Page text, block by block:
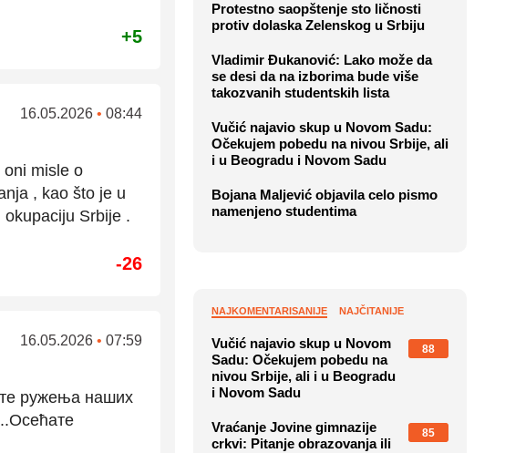
+5
16.05.2026 • 08:44
oni misle o
, kao što je u
Srbije .
-26
16.05.2026 • 07:59
ружења наших
Protestno saopštenje sto ličnosti
protiv dolaska Zelenskog u Srbiju
Vladimir Đukanović: Lako može da
se desi da na izborima bude više
takozvanih studentskih lista
Vučić najavio skup u Novom Sadu:
Očekujem pobedu na nivou Srbije, ali
i u Beogradu i Novom Sadu
Bojana Maljević objavila celo pismo
namenjeno studentima
NAJKOMENTARISANIJE NAJČITANIJE
Vučić najavio skup u Novom
Sadu: Očekujem pobedu na
nivou Srbije, ali i u Beogradu
i Novom Sadu
88
Vraćanje Jovine gimnazije
crkvi: Pitanje obrazovanja ili
85